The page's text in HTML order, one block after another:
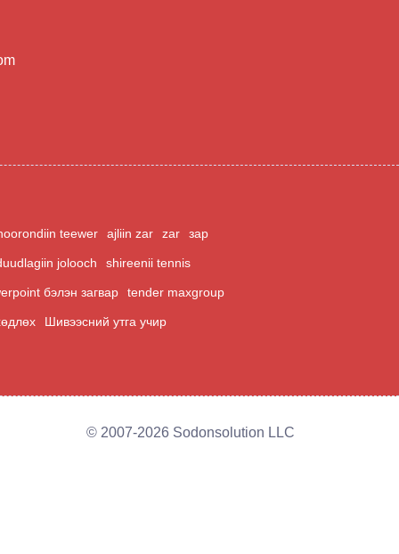
teewer ajliin zar zar зар
jolooch shireenii tennis
бэлэн загвар tender maxgroup
Шивээсний утга учир
© 2007-2026 Sodonsolution LLC